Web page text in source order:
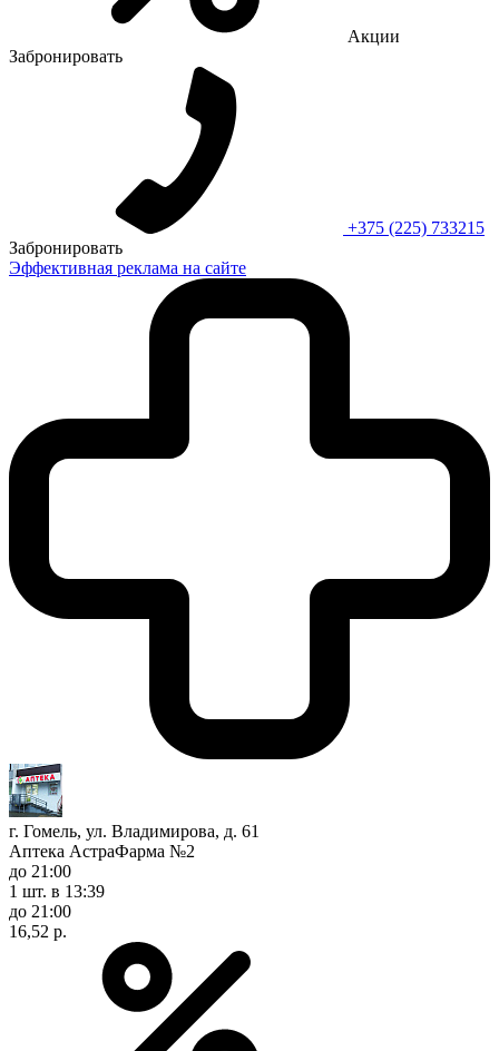
Акции
Забронировать
+375 (225) 733215
Забронировать
Эффективная реклама на сайте
г. Гомель, ул. Владимирова, д. 61
Аптека АстраФарма №2
до 21:00
1 шт. в 13:39
до 21:00
16,52 р.